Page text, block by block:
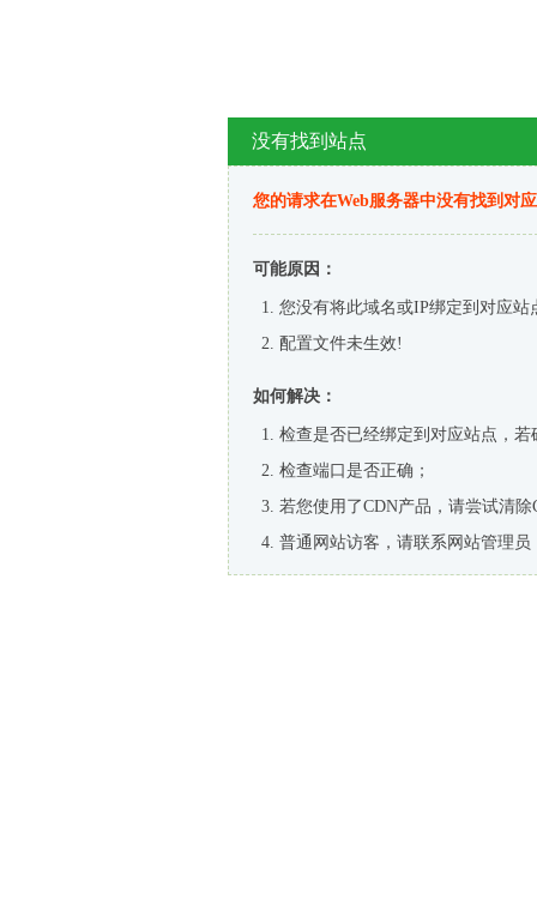
没有找到站点
您的请求在Web服务器中没有找到对
可能原因：
您没有将此域名或IP绑定到对应站
配置文件未生效!
如何解决：
检查是否已经绑定到对应站点，
检查端口是否正确；
若您使用了CDN产品，请尝试清除
普通网站访客，请联系网站管理员